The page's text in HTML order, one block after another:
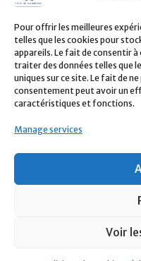
Pour offrir les meilleures
telles que les cookies pour
appareils. Le fait de consentir
traiter des données telles que
uniques sur ce site. Le fait de
consentement peut avoir un
caractéristiques et fonctions.
Manage services
Voir
Consulter le page de